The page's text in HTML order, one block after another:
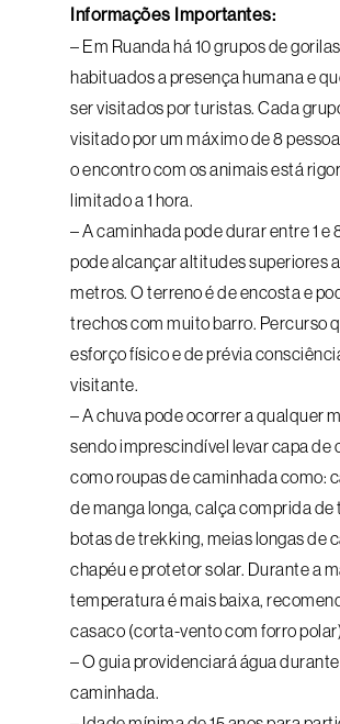
Informações Importantes:
– Em Ruanda há 10 grupos de gorilas
habituados a presença humana e
ser visitados por turistas. Cada
visitado por um máximo de 8
o encontro com os animais está
limitado a 1 hora.
– A caminhada pode durar entre 1 e
pode alcançar altitudes superiores
metros. O terreno é de encosta e
trechos com muito barro. Percurso
esforço físico e de prévia
visitante.
– A chuva pode ocorrer a qualquer
sendo imprescindível levar capa de
como roupas de caminhada como:
de manga longa, calça comprida de
botas de trekking, meias longas de
chapéu e protetor solar. Durante a
temperatura é mais baixa,
casaco (corta-vento com forro
– O guia providenciará água durante
caminhada.